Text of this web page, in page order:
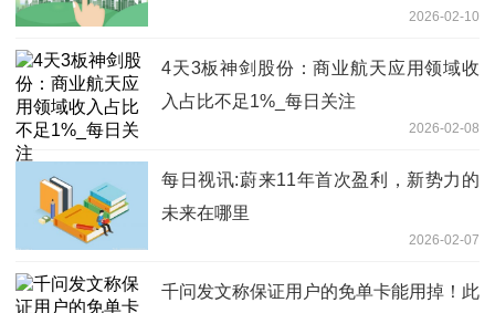
2026-02-10
4天3板神剑股份：商业航天应用领域收
入占比不足1%_每日关注
2026-02-08
每日视讯:蔚来11年首次盈利，新势力的
未来在哪里
2026-02-07
千问发文称保证用户的免单卡能用掉！此